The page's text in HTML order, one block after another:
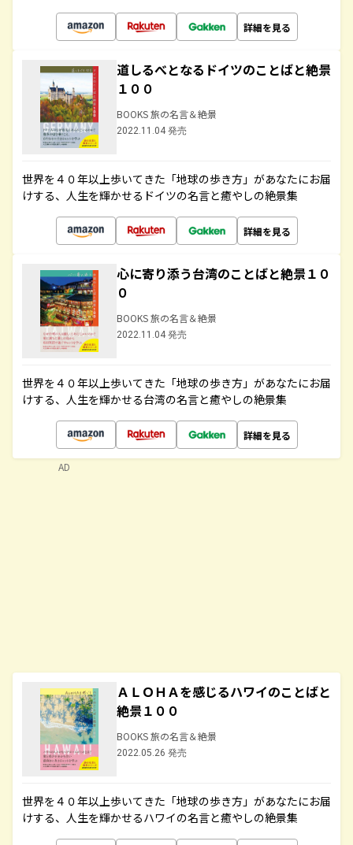
詳細を見る
道しるべとなるドイツのことばと絶景
１００
BOOKS 旅の名言＆絶景
2022.11.04 発売
世界を４０年以上歩いてきた「地球の歩き方」があなたにお届
けする、人生を輝かせるドイツの名言と癒やしの絶景集
詳細を見る
心に寄り添う台湾のことばと絶景１０
０
BOOKS 旅の名言＆絶景
2022.11.04 発売
世界を４０年以上歩いてきた「地球の歩き方」があなたにお届
けする、人生を輝かせる台湾の名言と癒やしの絶景集
詳細を見る
ＡＬＯＨＡを感じるハワイのことばと
絶景１００
BOOKS 旅の名言＆絶景
2022.05.26 発売
世界を４０年以上歩いてきた「地球の歩き方」があなたにお届
けする、人生を輝かせるハワイの名言と癒やしの絶景集
AD